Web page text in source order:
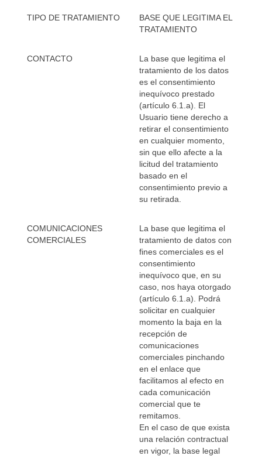
TIPO DE TRATAMIENTO
BASE QUE LEGITIMA EL
TRATAMIENTO
CONTACTO
La base que legitima el
tratamiento de los datos
es el consentimiento
inequívoco prestado
(artículo 6.1.a). El
Usuario tiene derecho a
retirar el consentimiento
en cualquier momento,
sin que ello afecte a la
licitud del tratamiento
basado en el
consentimiento previo a
su retirada.
COMUNICACIONES
COMERCIALES
La base que legitima el
tratamiento de datos con
fines comerciales es el
consentimiento
inequívoco que, en su
caso, nos haya otorgado
(artículo 6.1.a). Podrá
solicitar en cualquier
momento la baja en la
recepción de
comunicaciones
comerciales pinchando
en el enlace que
facilitamos al efecto en
cada comunicación
comercial que te
remitamos.
En el caso de que exista
una relación contractual
en vigor, la base legal